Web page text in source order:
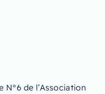
N°6 de l’Association